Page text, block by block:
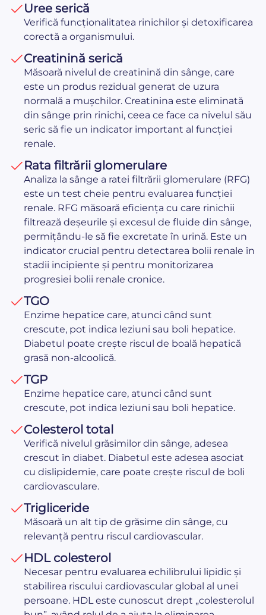
Uree serică
Verifică funcționalitatea rinichilor și detoxificarea
corectă a organismului.
Creatinină serică
Măsoară nivelul de creatinină din sânge, care
este un produs rezidual generat de uzura
normală a mușchilor. Creatinina este eliminată
din sânge prin rinichi, ceea ce face ca nivelul său
seric să fie un indicator important al funcției
renale.
Rata filtrării glomerulare
Analiza la sânge a ratei filtrării glomerulare (RFG)
este un test cheie pentru evaluarea funcției
renale. RFG măsoară eficiența cu care rinichii
filtrează deșeurile și excesul de fluide din sânge,
permițându-le să fie excretate în urină. Este un
indicator crucial pentru detectarea bolii renale în
stadii incipiente și pentru monitorizarea
progresiei bolii renale cronice.
TGO
Enzime hepatice care, atunci când sunt
crescute, pot indica leziuni sau boli hepatice.
Diabetul poate crește riscul de boală hepatică
grasă non-alcoolică.
TGP
Enzime hepatice care, atunci când sunt
crescute, pot indica leziuni sau boli hepatice.
Colesterol total
Verifică nivelul grăsimilor din sânge, adesea
crescut în diabet. Diabetul este adesea asociat
cu dislipidemie, care poate crește riscul de boli
cardiovasculare.
Trigliceride
Măsoară un alt tip de grăsime din sânge, cu
relevanță pentru riscul cardiovascular.
HDL colesterol
Necesar pentru evaluarea echilibrului lipidic și
stabilirea riscului cardiovascular global al unei
persoane. HDL este cunoscut drept „colesterolul